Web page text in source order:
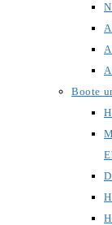
Boote